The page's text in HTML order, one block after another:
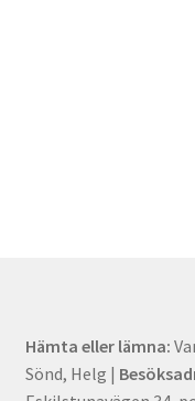
Hämta eller lämna:
Sönd, Helg |